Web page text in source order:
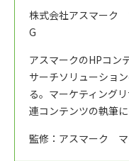
株式会社アスマーク
G
アスマークのHPコン
サーチソリューショ
る。マーケティング
連コンテンツの執筆に
監修：アスマーク マ